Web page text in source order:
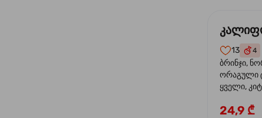
13 4
ბრინჯი,
ორაგული
ყველი,
24,9 ₾